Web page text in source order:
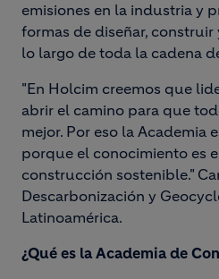
emisiones en la industria y
formas de diseñar,
lo largo de toda la cadena
"En Holcim creemos que
abrir el camino para que
mejor. Por eso la Academia
porque el conocimiento es
construcción sostenible."
Descarbonización y
Latinoamérica.
¿Qué es la Academia de